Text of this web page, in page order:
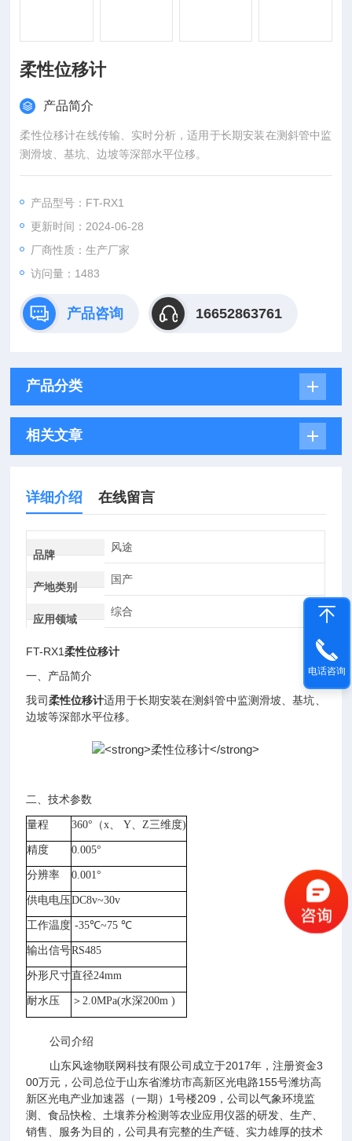
柔性位移计
产品简介
柔性位移计在线传输、实时分析，适用于长期安装在测斜管中监
测滑坡、基坑、边坡等深部水平位移。
产品型号：FT-RX1
更新时间：2024-06-28
厂商性质：生产厂家
访问量：1483
产品咨询 16652863761
产品分类
相关文章
详细介绍 在线留言
品牌
风途
产地类别
国产
应用领域
综合
FT-RX1柔性位移计
一、产品简介
我司柔性位移计适用于长期安装在测斜管中监测滑坡、基坑、
边坡等深部水平位移。
二、技术参数
量程 360°（x、 Y、Z三维度)
精度 0.005°
分辨率 0.001°
供电电压DC8v~30v
工作温度 -35℃~75 ℃
输出信号RS485
外形尺寸直径24mm
耐水压 ＞2.0MPa(水深200m )
公司介绍
山东风途物联网科技有限公司成立于2017年，注册资金3
00万元，公司总位于山东省潍坊市高新区光电路155号潍坊高
新区光电产业加速器（一期）1号楼209，公司以气象环境监
测、食品快检、土壤养分检测等农业应用仪器的研发、生产、
销售、服务为目的，公司具有完整的生产链、实力雄厚的技术
电话咨询